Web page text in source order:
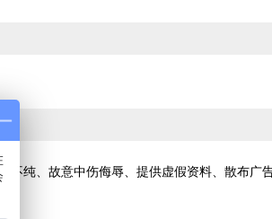
不纯、故意中伤侮辱、提供虚假资料、散布广